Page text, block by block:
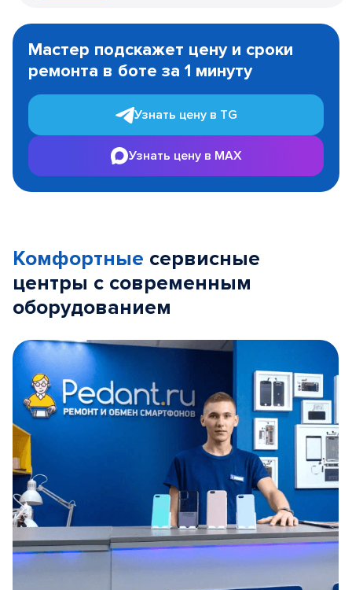
1
Мастер подскажет цену и сроки
ремонта в боте за 1 минуту
Узнать цену в TG
Узнать цену в MAX
Комфортные сервисные
центры с современным
оборудованием